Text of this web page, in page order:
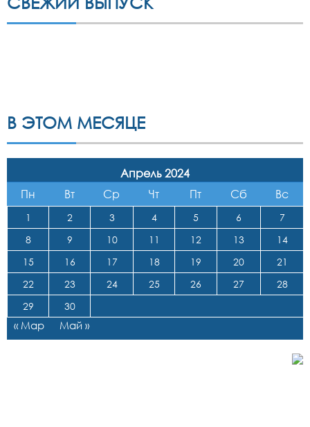
В ЭТОМ МЕСЯЦЕ
Апрель 2024
Пн
Вт Ср Чт Пт Сб Вс
1 2 3 4 5 6
7
8
9 10 11 12 13
14
15
16 17 18 19 20
21
22
23 24 25 26 27
28
29
30
« Мар Май »